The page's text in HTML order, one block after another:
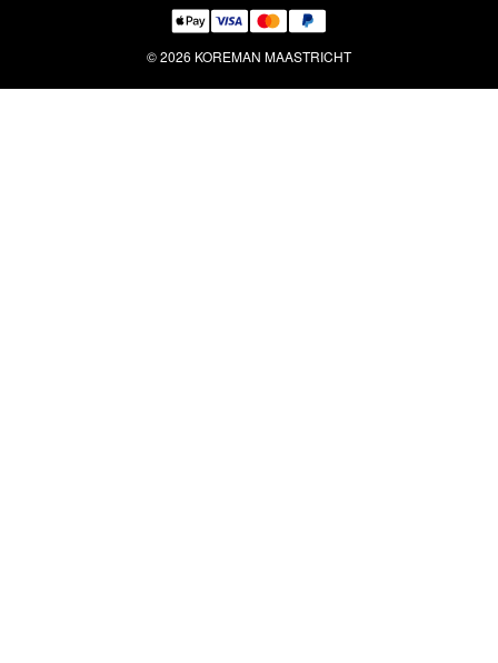
© 2026 KOREMAN MAASTRICHT